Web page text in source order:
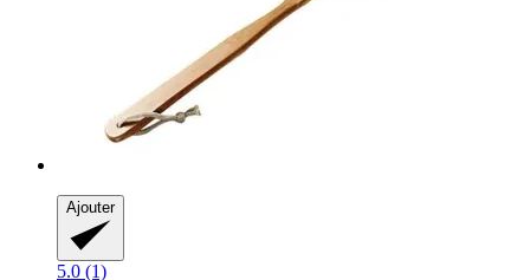
Ajouter
5.0 (1)